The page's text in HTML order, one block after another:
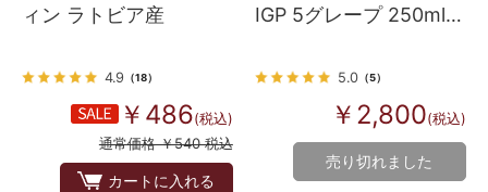
ィン ラトビア産
4.9 （18）
￥486(税込)
通常価格 ￥540 税込
カートに入れる
IGP 5グレープ 250ml
ド）
5.0（5）
￥2,800(税込)
売り切れました